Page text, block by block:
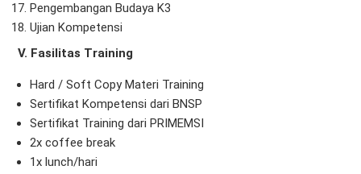
Pengembangan Budaya K3
Ujian Kompetensi
V. Fasilitas Training
Hard / Soft Copy Materi Training
Sertifikat Kompetensi dari BNSP
Sertifikat Training dari PRIMEMSI
2x coffee break
1x lunch/hari